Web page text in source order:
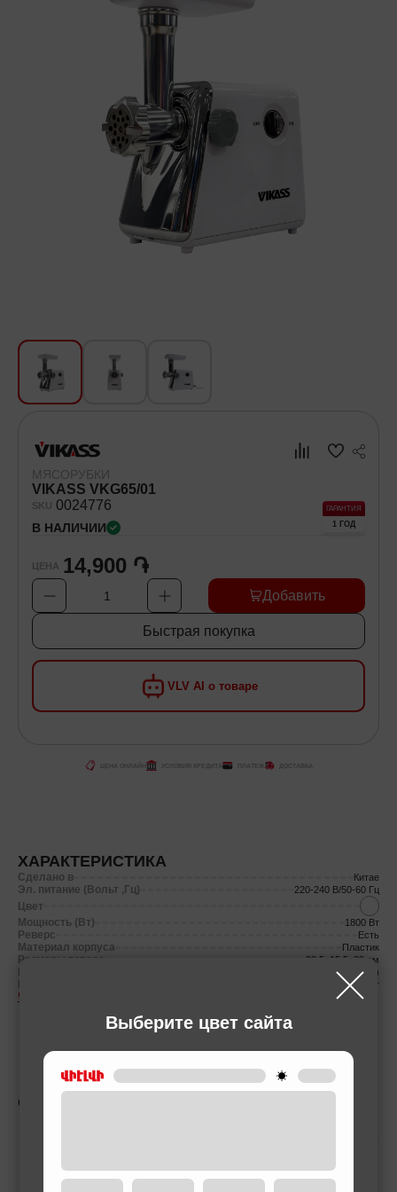
Выберите цвет сайта
Аудиотехника для автомобилей
Инструменты
Санкерамика
Текстиль
Посуда
Самокаты и Гироскутеры
VLV AI о товаре
МЯСОРУБКИ
VIKASS VKG65/01
SKU 0024776
В НАЛИЧИИ
ГАРАНТИЯ
1 ГОД
ЦЕНА 14,900 ֏
1 Добавить
Быстрая покупка
ЦЕНА ОНЛАЙН УСЛОВИЯ КРЕДИТА ПЛАТЕЖ ДОСТАВКА
ХАРАКТЕРИСТИКА
Сделано в Китае
Эл. питание (Вольт ,Гц) 220-240 В/50-60 Гц
Цвет
Мощность (Вт)
1800 Вт
Реверс Есть
Материал корпуса Пластик
Размеры товара 28.5x15.5x29 см
3.2 (кг)
1.5 кг/минут
Чтобы узнать больше
СОПУТСТВУЮЩИЕ ТОВАРЫ